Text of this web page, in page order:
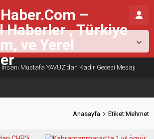
Mustafa YAVUZ’dan Kadir Gecesi Mesajı
26 °C Açık
Anasayfa Etiket:Mehmet